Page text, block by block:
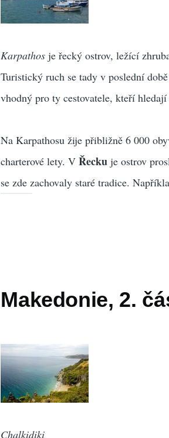
Karpathos je řecký ostrov, ležící
Turistický ruch se tady v poslední
vhodný pro ty cestovatele, kteří
Na Karpathosu žije přibližně 6 000
charterové lety. VŘecku je ostrov
se zde zachovaly staré tradice.
Makedonie, 2.
Chalkidiki